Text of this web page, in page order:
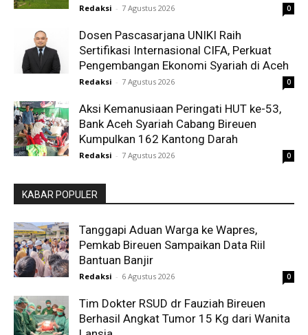
Redaksi - 7 Agustus 2026 0
Dosen Pascasarjana UNIKI Raih
Sertifikasi Internasional CIFA, Perkuat
Pengembangan Ekonomi Syariah di Aceh
Redaksi - 7 Agustus 2026 0
Aksi Kemanusiaan Peringati HUT ke-53,
Bank Aceh Syariah Cabang Bireuen
Kumpulkan 162 Kantong Darah
Redaksi - 7 Agustus 2026 0
KABAR POPULER
Tanggapi Aduan Warga ke Wapres,
Pemkab Bireuen Sampaikan Data Riil
Bantuan Banjir
Redaksi - 6 Agustus 2026 0
Tim Dokter RSUD dr Fauziah Bireuen
Berhasil Angkat Tumor 15 Kg dari Wanita